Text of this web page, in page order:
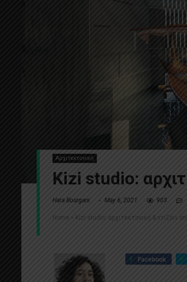
Αρχιτεκτονική
Kizi studio:
Hara Bourgani May 6, 2021 903
Home » Kizi studio: αρχιτεκτονική & ντιζάιν
Facebook